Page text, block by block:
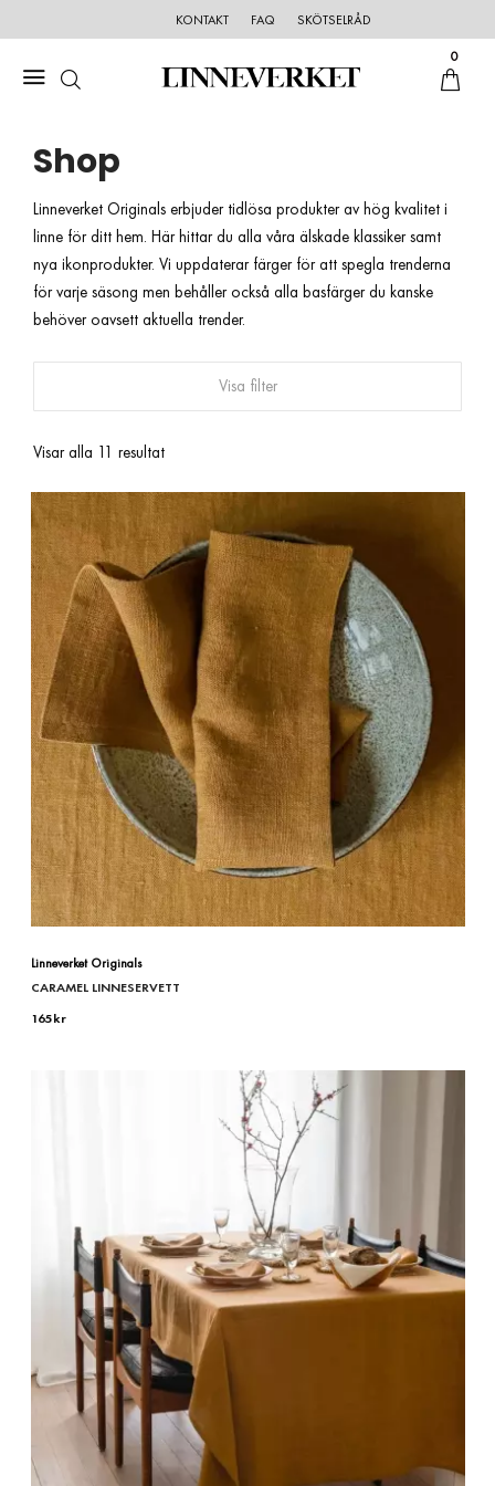
KONTAKT FAQ SKÖTSELRÅD
0
Shop
Linneverket Originals erbjuder tidlösa produkter av hög kvalitet i
linne för ditt hem. Här hittar du alla våra älskade klassiker samt
nya ikonprodukter. Vi uppdaterar färger för att spegla trenderna
för varje säsong men behåller också alla basfärger du kanske
behöver oavsett aktuella trender.
Visa filter
Visar alla 11 resultat
Linneverket Originals
CARAMEL LINNESERVETT
165kr